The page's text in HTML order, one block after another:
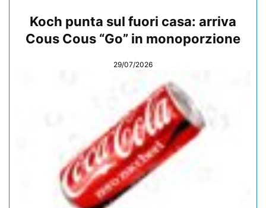
Koch punta sul fuori casa: arriva
Cous Cous “Go” in monoporzione
29/07/2026